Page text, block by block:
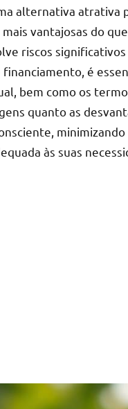
alternativa atrativa
vantajosas do
riscos
é
bem como os
quanto as
às suas